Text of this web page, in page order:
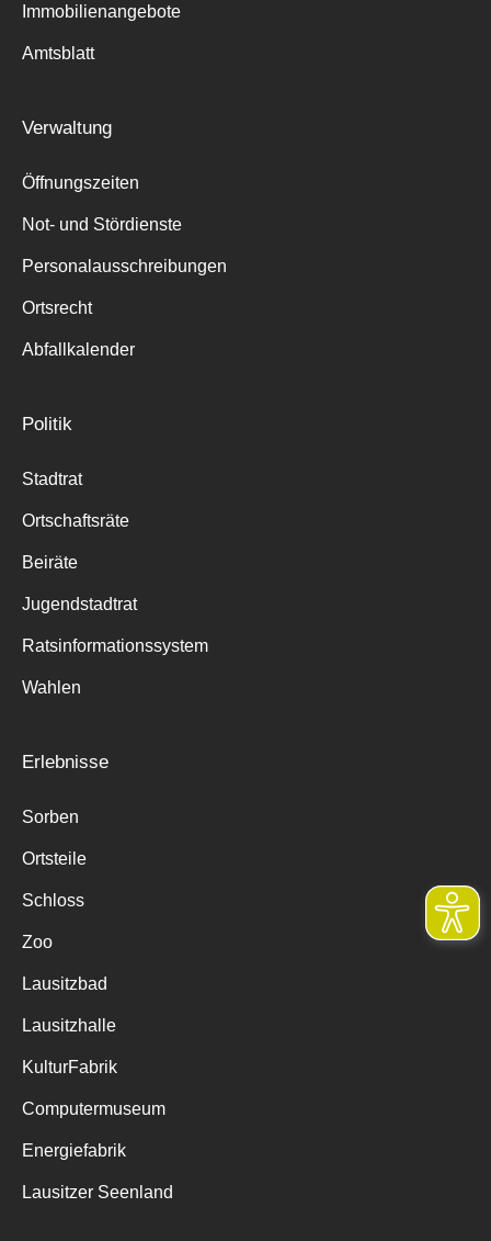
Immobilienangebote
Amtsblatt
Verwaltung
Öffnungszeiten
Not- und Stördienste
Personalausschreibungen
Ortsrecht
Abfallkalender
Politik
Stadtrat
Ortschaftsräte
Beiräte
Jugendstadtrat
Ratsinformationssystem
Wahlen
Erlebnisse
Sorben
Ortsteile
Schloss
Zoo
Lausitzbad
Lausitzhalle
KulturFabrik
Computermuseum
Energiefabrik
Lausitzer Seenland